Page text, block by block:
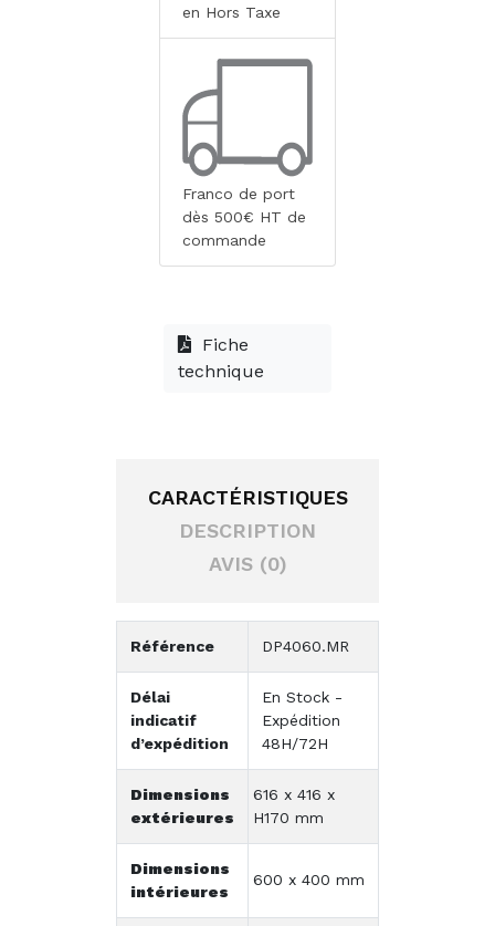
en Hors Taxe
Franco de port
dès 500€ HT de
commande
Fiche
technique
CARACTÉRISTIQUES
DESCRIPTION
AVIS (0)
Référence DP4060.MR
Délai
indicatif
d’expédition
En Stock -
Expédition
48H/72H
Dimensions
extérieures
616 x 416 x
H170 mm
Dimensions
intérieures
600 x 400 mm